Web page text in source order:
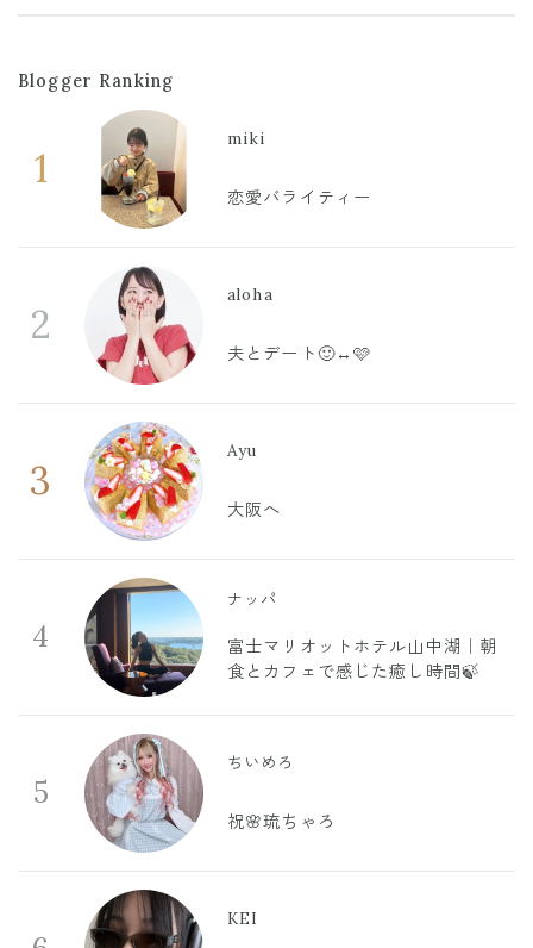
Blogger Ranking
1
miki
恋愛バライティー
2
aloha
夫とデート🙂‍↔️🩷
3
Ayu
大阪へ
4
ナッパ
富士マリオットホテル山中湖｜朝
食とカフェで感じた癒し時間🍃
5
ちいめろ
祝🌸琉ちゃろ
KEI